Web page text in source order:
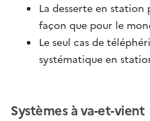
La desserte en station
façon que pour le
Le seul cas de
systématique en
Systèmes à va-et-vient